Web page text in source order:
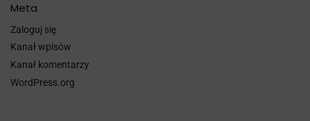
Meta
Zaloguj się
Kanał wpisów
Kanał komentarzy
WordPress.org